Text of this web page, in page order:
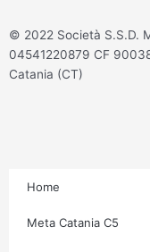
t
a
g
e
b
t
t
© 2022 Società S.S.D.
04541220879 CF
Catania (CT)
Home
Meta Catania C5